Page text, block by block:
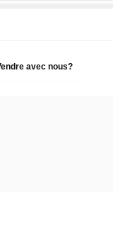
avec nous?